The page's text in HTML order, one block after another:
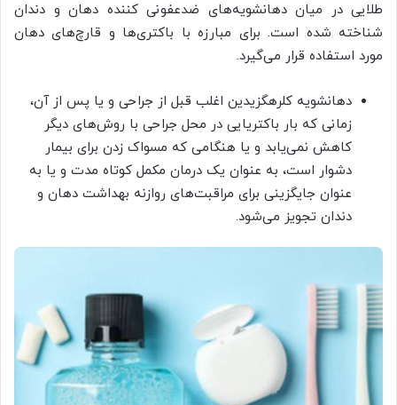
طلایی در میان دهانشویه‌های ضدعفونی کننده دهان و دندان
شناخته شده‌ است. برای مبارزه با باکتری‌ها‌ و قارچ‌های دهان
مورد استفاده قرار می‌گیرد.
دهانشویه کلرهگزیدین اغلب قبل از جراحی و یا پس از آن،
زمانی که بار باکتریایی در محل جراحی با روش‌های دیگر
کاهش نمی‌یابد و یا هنگامی که مسواک زدن برای بیمار
دشوار است، به عنوان یک درمان مکمل کوتاه مدت و یا به
عنوان جایگزینی برای مراقبت‌های روازنه بهداشت دهان و
دندان تجویز می‌شود.